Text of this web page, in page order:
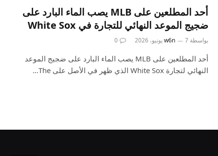
أحد المطلعين على MLB يصب الماء البارد على
ضجيج الموعد النهائي للتجارة في White Sox
بواسطة w6n 7 يونيو، 2026 0
أحد المطلعين على MLB يصب الماء البارد على ضجيج الموعد
النهائي لتجارة White Sox الذي ظهر في الأصل على The…